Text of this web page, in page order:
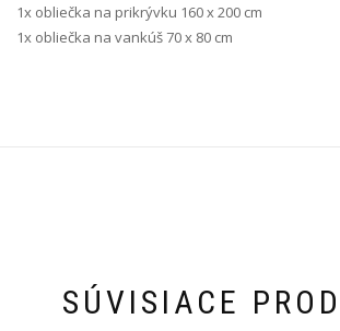
1x obliečka na prikrývku 160 x 200 cm
1x obliečka na vankúš 70 x 80 cm
SÚVISIACE